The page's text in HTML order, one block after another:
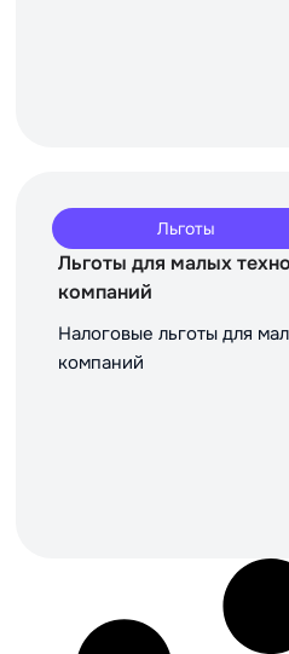
Льготы
Льготы для малых
компаний
Налоговые льготы для
компаний